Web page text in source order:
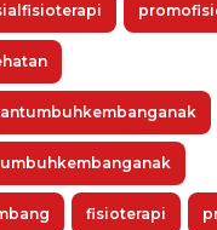
fisioterapi